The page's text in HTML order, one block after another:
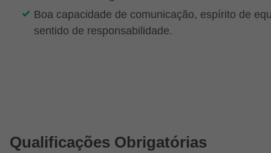
Boa capacidade de comunicação, espírito de
sentido de responsabilidade.
Qualificações Obrigatórias